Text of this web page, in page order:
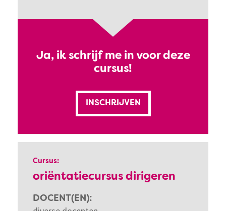
Ja, ik schrijf me in voor deze
cursus!
INSCHRIJVEN
Cursus:
oriëntatiecursus dirigeren
DOCENT(EN)